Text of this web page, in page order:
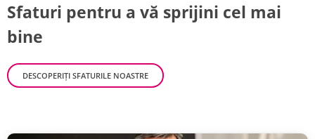
Sfaturi pentru a vă sprijini cel mai
bine
DESCOPERIȚI SFATURILE NOASTRE